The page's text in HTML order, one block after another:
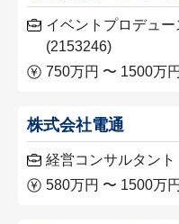
イベントプロデュー
(2153246)
750万円 〜 1500万円
株式会社電通
経営コンサルタント
580万円 〜 1500万円